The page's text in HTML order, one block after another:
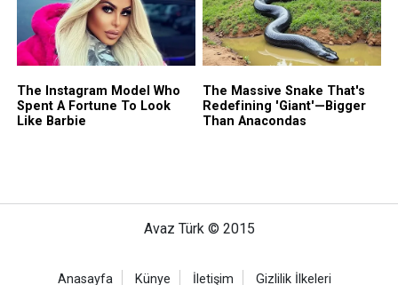
Avaz Türk © 2015
Anasayfa Künye İletişim Gizlilik İlkeleri